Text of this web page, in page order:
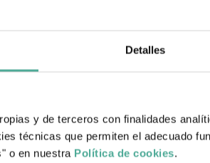
Detalles
y de terceros con finalidades
técnicas que permiten el adecuado
o en nuestra Política de cookies.
. Según la cantidad, los otros conceptos
a dar
, es decir, no
condiciones en tu hipoteca. Entra en